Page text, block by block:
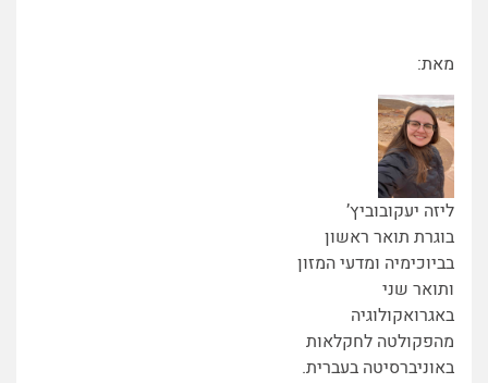
מאת:
ליזה יעקובוביץ’
בוגרת תואר ראשון
בביוכימיה ומדעי המזון
ותואר שני
באגרואקולוגיה
מהפקולטה לחקלאות
באוניברסיטה בעברית.